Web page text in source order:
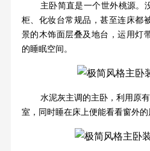
主卧简直是一个世外桃源。
柜、化妆台常规品，甚至连床都
景的木饰面层叠及地台，运用灯
的睡眠空间。
水泥灰主调的主卧，利用原
室，同时睡在床上便能看看窗外的